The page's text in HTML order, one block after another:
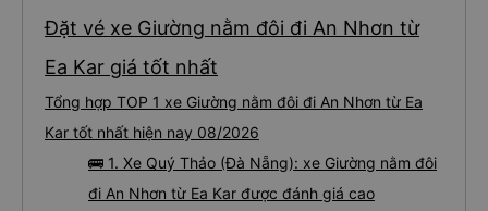
Đặt vé xe Giường nằm đôi đi An Nhơn từ
Ea Kar giá tốt nhất
Tổng hợp TOP 1 xe Giường nằm đôi đi An Nhơn từ Ea
Kar tốt nhất hiện nay 08/2026
🚌 1. Xe Quý Thảo (Đà Nẵng): xe Giường nằm đôi
đi An Nhơn từ Ea Kar được đánh giá cao